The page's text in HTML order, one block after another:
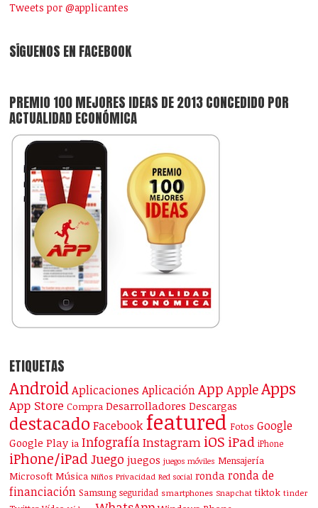
Tweets por @applicantes
SÍGUENOS EN FACEBOOK
PREMIO 100 MEJORES IDEAS DE 2013 CONCEDIDO POR
ACTUALIDAD ECONÓMICA
ETIQUETAS
Android Aplicaciones Aplicación App AppleApps
App Store Compra Desarrolladores Descargas
destacado Facebook featured Fotos Google
Google Play ia InfografíaInstagram iOS iPad iPhone
iPhone/iPad Juego juegos juegos móviles Mensajería
Microsoft Música Niños Privacidad Red social ronda ronda de
financiación Samsung seguridad smartphones Snapchat tiktok tinder